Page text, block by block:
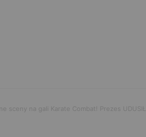
sceny na gali Karate Combat! Prezes